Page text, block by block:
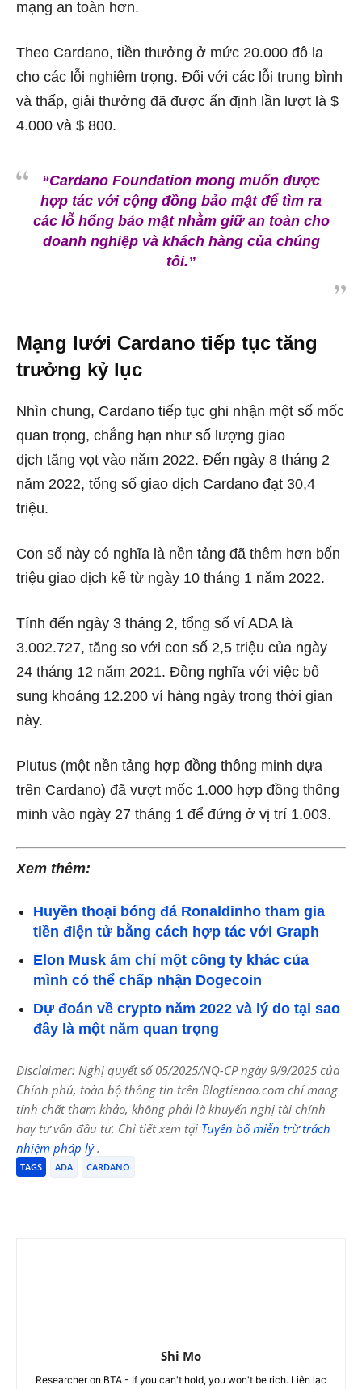
mạng an toàn hơn.
Theo Cardano, tiền thưởng ở mức 20.000 đô la
cho các lỗi nghiêm trọng. Đối với các lỗi trung bình
và thấp, giải thưởng đã được ấn định lần lượt là $
4.000 và $ 800.
“Cardano Foundation mong muốn được
hợp tác với cộng đồng bảo mật để tìm ra
các lỗ hổng bảo mật nhằm giữ an toàn cho
doanh nghiệp và khách hàng của chúng
tôi.”
Mạng lưới Cardano tiếp tục tăng
trưởng kỷ lục
Nhìn chung, Cardano tiếp tục ghi nhận một số mốc
quan trọng, chẳng hạn như số lượng giao
dịch tăng vọt vào năm 2022. Đến ngày 8 tháng 2
năm 2022, tổng số giao dịch Cardano đạt 30,4
triệu.
Con số này có nghĩa là nền tảng đã thêm hơn bốn
triệu giao dịch kể từ ngày 10 tháng 1 năm 2022.
Tính đến ngày 3 tháng 2, tổng số ví ADA là
3.002.727, tăng so với con số 2,5 triệu của ngày
24 tháng 12 năm 2021. Đồng nghĩa với việc bổ
sung khoảng 12.200 ví hàng ngày trong thời gian
này.
Plutus (một nền tảng hợp đồng thông minh dựa
trên Cardano) đã vượt mốc 1.000 hợp đồng thông
minh vào ngày 27 tháng 1 để đứng ở vị trí 1.003.
Xem thêm:
Huyền thoại bóng đá Ronaldinho tham gia
tiền điện tử bằng cách hợp tác với Graph
Elon Musk ám chỉ một công ty khác của
mình có thể chấp nhận Dogecoin
Dự đoán về crypto năm 2022 và lý do tại sao
đây là một năm quan trọng
Disclaimer: Nghị quyết số 05/2025/NQ-CP ngày 9/9/2025 của
Chính phủ, toàn bộ thông tin trên Blogtienao.com chỉ mang
tính chất tham khảo, không phải là khuyến nghị tài chính
hay tư vấn đầu tư. Chi tiết xem tại Tuyên bố miễn trừ trách
nhiệm pháp lý.
TAGS ADA CARDANO
Shi Mo
Researcher on BTA - If you can't hold, you won't be rich. Liên lạc